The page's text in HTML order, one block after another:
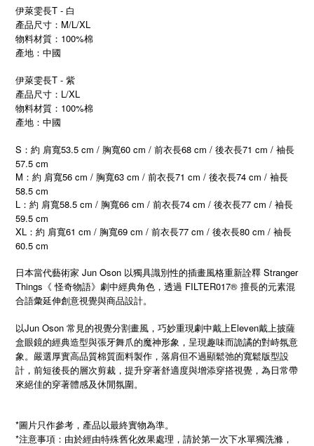
伊萊雯長T - 白
產品尺寸：M/L/XL
物料材質：100%棉
產地：中國
伊萊雯長T - 紫
產品尺寸：L/XL
物料材質：100%棉
產地：中國
S：約 肩寬53.5 cm / 胸寬60 cm / 前衣長68 cm / 後衣長71 cm / 袖長
57.5 cm
M：約 肩寬56 cm / 胸寬63 cm / 前衣長71 cm / 後衣長74 cm / 袖長
58.5 cm
L：約 肩寬58.5 cm / 胸寬66 cm / 前衣長74 cm / 後衣長77 cm / 袖長
59.5 cm
XL ：約 肩寬61 cm / 胸寬69 cm / 前衣長77 cm / 後衣長80 cm / 袖長
60.5 cm
日本當代藝術家 Jun Oson 以獨具識別性的插畫風格重新詮釋 Stranger
Things《 怪奇物語》劇中經典角色，透過 FILTER017® 擅長的元素混
合語彙延伸創意視覺與商品設計。
以Jun Oson 常見的視覺分割畫風，巧妙重現劇中戴上Eleven戴上披薩
盒眼鏡的經典造型與張牙舞爪的魔神形象，呈現趣味而詭譎的對峙氛意
象。嚴選厚實高品質棉質面料製作，落肩但不過顯鬆弛的寬鬆版型設
計，前短後長的層次剪裁，提升穿著舒適度與增添穿搭視覺，為日常帶
來絕佳的穿著體感及休閒氛圍。
*圖片只作參考，產品以最終實物為準。
*注意事項：由於經由特殊舊化效果處理，請於第一次下水單獨洗滌，